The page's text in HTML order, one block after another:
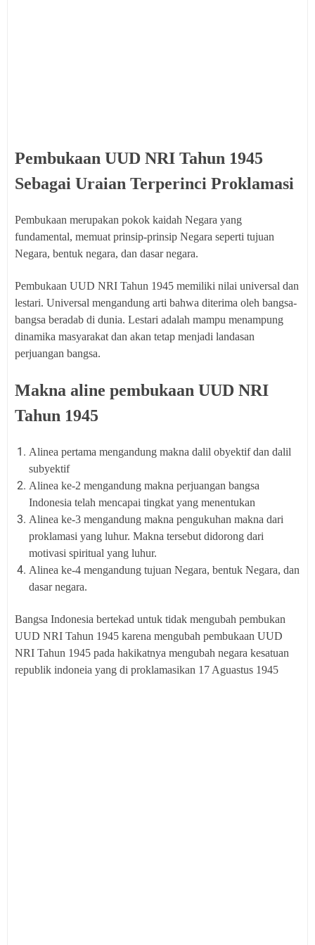
Pembukaan UUD NRI Tahun 1945
Sebagai Uraian Terperinci Proklamasi
Pembukaan merupakan pokok kaidah Negara yang
fundamental, memuat prinsip-prinsip Negara seperti tujuan
Negara, bentuk negara, dan dasar negara.
Pembukaan UUD NRI Tahun 1945 memiliki nilai universal dan
lestari. Universal mengandung arti bahwa diterima oleh bangsa-
bangsa beradab di dunia. Lestari adalah mampu menampung
dinamika masyarakat dan akan tetap menjadi landasan
perjuangan bangsa.
Makna aline pembukaan UUD NRI
Tahun 1945
Alinea pertama mengandung makna dalil obyektif dan dalil
subyektif
Alinea ke-2 mengandung makna perjuangan bangsa
Indonesia telah mencapai tingkat yang menentukan
Alinea ke-3 mengandung makna pengukuhan makna dari
proklamasi yang luhur. Makna tersebut didorong dari
motivasi spiritual yang luhur.
Alinea ke-4 mengandung tujuan Negara, bentuk Negara, dan
dasar negara.
Bangsa Indonesia bertekad untuk tidak mengubah pembukan
UUD NRI Tahun 1945 karena mengubah pembukaan UUD
NRI Tahun 1945 pada hakikatnya mengubah negara kesatuan
republik indoneia yang di proklamasikan 17 Aguastus 1945